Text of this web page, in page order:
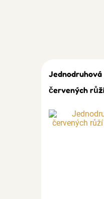
Jednodruhová
červených růží